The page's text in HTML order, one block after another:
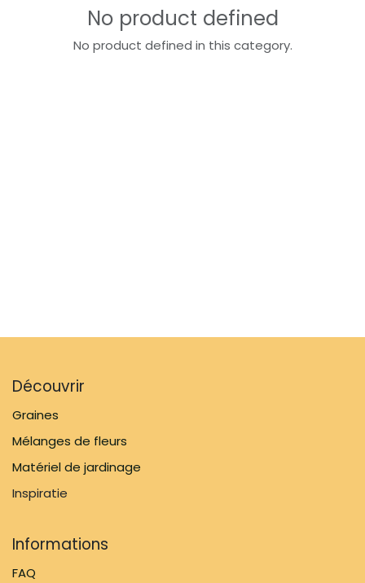
No product defined
No product defined in this category.
Découvrir
Graines
Mélanges de fleurs
Matériel de jardinage
Inspiratie
Informations
FAQ